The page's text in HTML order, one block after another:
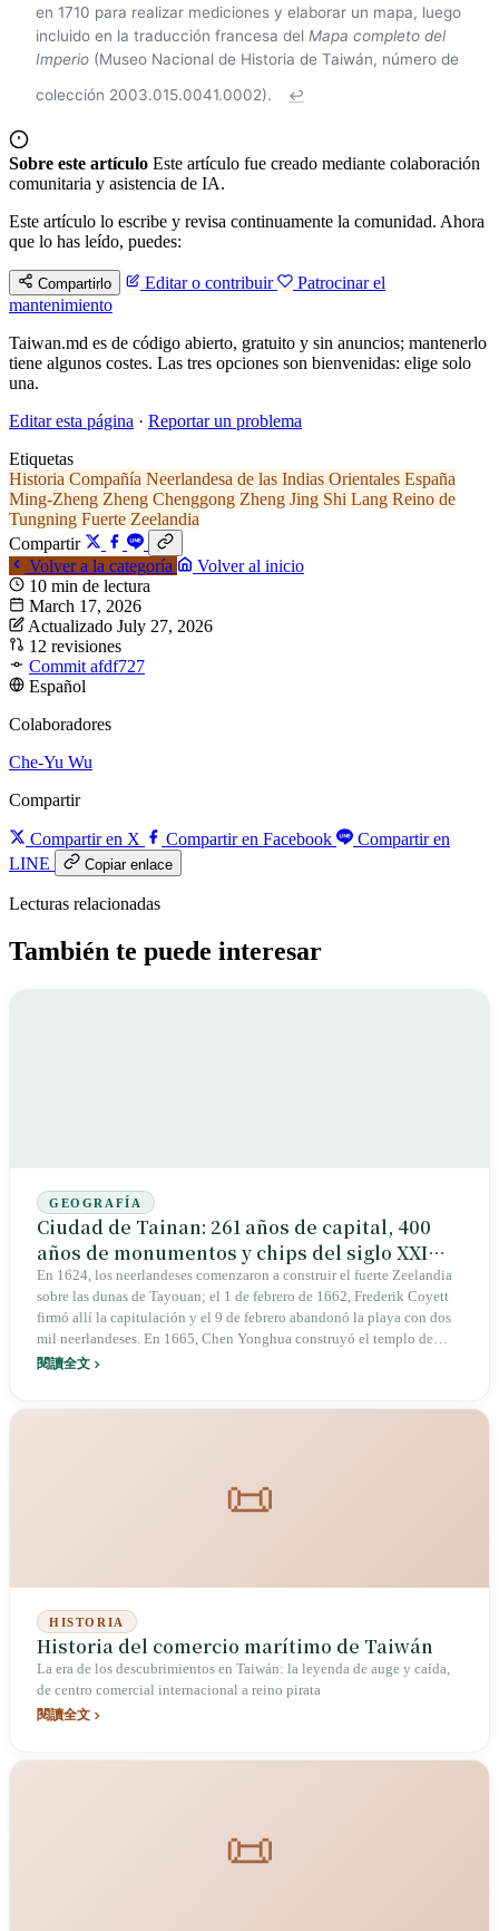
en 1710 para realizar mediciones y elaborar un mapa, luego
incluido en la traducción francesa del Mapa completo del
Imperio (Museo Nacional de Historia de Taiwán, número de
colección 2003.015.0041.0002).
↩
Sobre este artículo Este artículo fue creado mediante colaboración
comunitaria y asistencia de IA.
Este artículo lo escribe y revisa continuamente la comunidad. Ahora
que lo has leído, puedes:
Compartirlo Editar o contribuir
Patrocinar el
mantenimiento
Taiwan.md es de código abierto, gratuito y sin anuncios; mantenerlo
tiene algunos costes. Las tres opciones son bienvenidas: elige solo
una.
Editar esta página · Reportar un problema
Etiquetas
Historia Compañía Neerlandesa de las Indias Orientales España
Ming-Zheng Zheng Chenggong Zheng Jing Shi Lang Reino de
Tungning Fuerte Zeelandia
Compartir
Volver a la categoría
Volver al inicio
10 min de lectura
March 17, 2026
Actualizado July 27, 2026
12 revisiones
Commit afdf727
Español
Colaboradores
Che-Yu Wu
Compartir
Compartir en X Compartir en Facebook
Compartir en
LINE
Copiar enlace
Lecturas relacionadas
También te puede interesar
GEOGRAFÍA
Ciudad de Tainan: 261 años de capital, 400
años de monumentos y chips del siglo XXI
superpuestos sobre la misma tierra
En 1624, los neerlandeses comenzaron a construir el fuerte Zeelandia
sobre las dunas de Tayouan; el 1 de febrero de 1662, Frederik Coyett
firmó allí la capitulación y el 9 de febrero abandonó la playa con dos
mil neerlandeses. En 1665, Chen Yonghua construyó el templo de
Confucio, que se convirtió en la “primera escuela de todo Taiwán”. En
exhibido por las calles y luego cayeron tres disparos. El 25 de
diciembre de 2010, la fusión de ciudad y condado produjo 37 distritos
閱讀全文
📜
HISTORIA
Historia del comercio marítimo de Taiwán
La era de los descubrimientos en Taiwán: la leyenda de auge y caída,
de centro comercial internacional a reino pirata
閱讀全文
📜